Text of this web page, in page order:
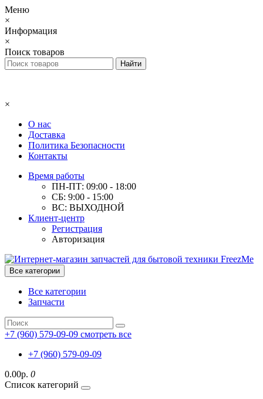
Меню
×
Информация
×
Поиск товаров
×
О нас
Доставка
Политика Безопасности
Контакты
Время работы
ПН-ПТ: 09:00 - 18:00
СБ: 9:00 - 15:00
ВС: ВЫХОДНОЙ
Клиент-центр
Регистрация
Авторизация
Все категории
Все категории
Запчасти
+7 (960) 579-09-09 смотреть все
+7 (960) 579-09-09
0.00р. 0
Список категорий